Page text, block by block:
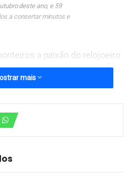
deste ano, e 59
a consertar minutos e
a paixão do relojoeiro
da cidade de Santa Vitória,
ou adiantamentos, Gilvan
12 de outubro deste ano, e
minutos e segundos.
a magia das horas, quando
mais